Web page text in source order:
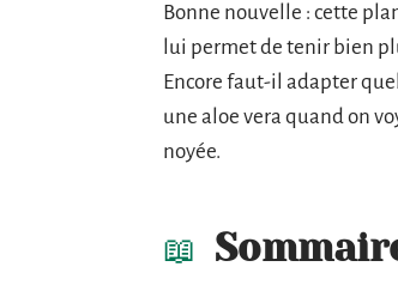
Bonne nouvelle : cette
lui permet de tenir bien
Encore faut-il adapter
une aloe vera quand on
noyée.